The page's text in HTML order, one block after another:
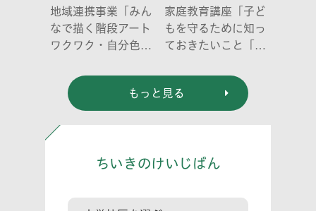
地域連携事業「みん
なで描く階段アート
ワクワク・自分色の
家庭教育講座「子ど
もを守るために知っ
ておきたいこと「プ
どう伝える? (幼児
編)」
もっと見る
ちいきのけいじばん